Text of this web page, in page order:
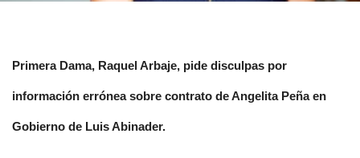
Primera Dama, Raquel Arbaje, pide disculpas por
información errónea sobre contrato de Angelita Peña en
Gobierno de Luis Abinader.